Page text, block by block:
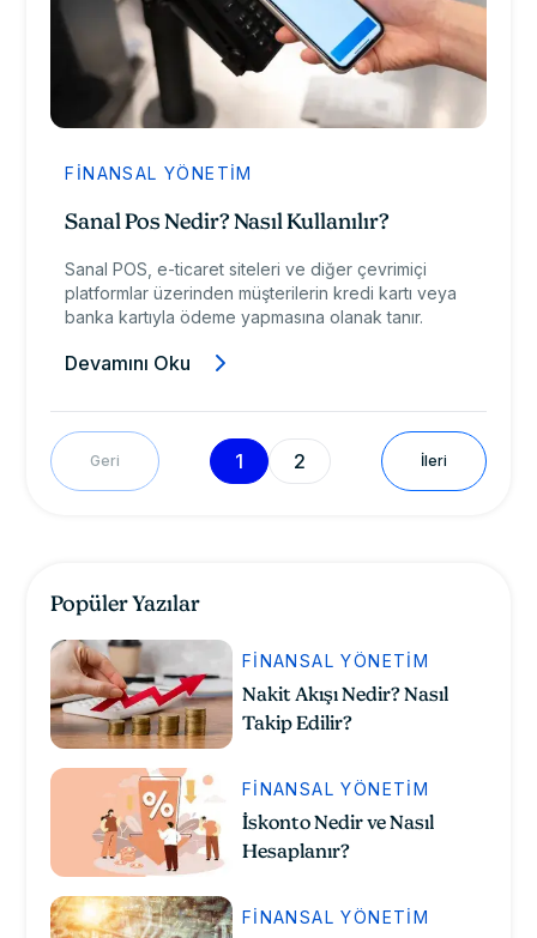
FINANSAL YÖNETIM
Sanal Pos Nedir? Nasıl Kullanılır?
Sanal POS, e-ticaret siteleri ve diğer çevrimiçi
platformlar üzerinden müşterilerin kredi kartı veya
banka kartıyla ödeme yapmasına olanak tanır.
Devamını Oku
Geri 1 2 İleri
Popüler Yazılar
FINANSAL YÖNETIM
Nakit Akışı Nedir? Nasıl
Takip Edilir?
FINANSAL YÖNETIM
İskonto Nedir ve Nasıl
Hesaplanır?
FINANSAL YÖNETIM